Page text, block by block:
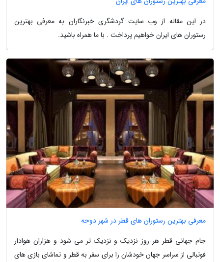
در این مقاله از وب سایت گردشگری خبرنگاران به معرفی بهترین
رستوران های ایران خواهیم پرداخت . با ما همراه باشید.
معرفی بهترین رستوران های قطر در شهر دوحه
جام جهانی قطر هر روز نزدیک و نزدیک تر می شود و هزاران هوادار
فوتبالی از سراسر جهان خودشان را برای سفر به قطر و تماشای بازی های